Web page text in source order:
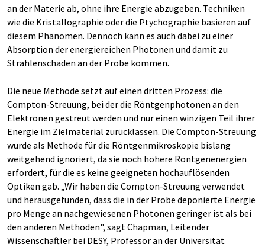
an der Materie ab, ohne ihre Energie abzugeben. Techniken
wie die Kristallographie oder die Ptychographie basieren auf
diesem Phänomen. Dennoch kann es auch dabei zu einer
Absorption der energiereichen Photonen und damit zu
Strahlenschäden an der Probe kommen.
Die neue Methode setzt auf einen dritten Prozess: die
Compton-Streuung, bei der die Röntgenphotonen an den
Elektronen gestreut werden und nur einen winzigen Teil ihrer
Energie im Zielmaterial zurücklassen. Die Compton-Streuung
wurde als Methode für die Röntgenmikroskopie bislang
weitgehend ignoriert, da sie noch höhere Röntgenenergien
erfordert, für die es keine geeigneten hochauflösenden
Optiken gab. „Wir haben die Compton-Streuung verwendet
und herausgefunden, dass die in der Probe deponierte Energie
pro Menge an nachgewiesenen Photonen geringer ist als bei
den anderen Methoden", sagt Chapman, Leitender
Wissenschaftler bei DESY, Professor an der Universität